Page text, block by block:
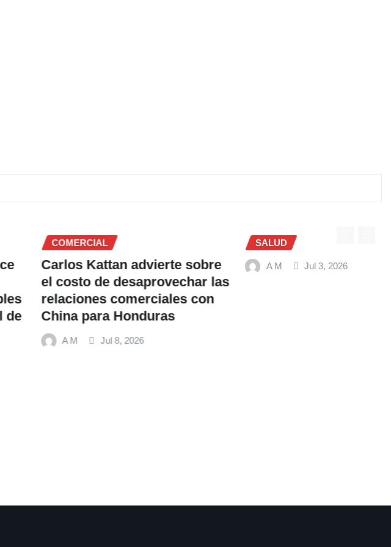
COMERCIAL
Kattan advierte sobre
costo de desaprovechar las
comerciales con
para Honduras
Jul 8, 2026
A M Jul 3, 2026